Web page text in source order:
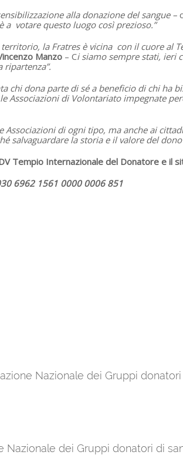
alla donazione del sangue –
a votare questo luogo così prezioso.”
la Fratres è vicina con il cuore al
Manzo – Ci siamo sempre stati, ieri
ripartenza”.
chi dona parte di sé a beneficio di chi ha
Associazioni di Volontariato impegnate
Associazioni di ogni tipo, ma anche ai
salvaguardare la storia e il valore del
Tempio Internazionale del Donatore e il
6962 1561 0000 0006 851
Nazionale dei Gruppi donatori
Nazionale dei Gruppi donatori di